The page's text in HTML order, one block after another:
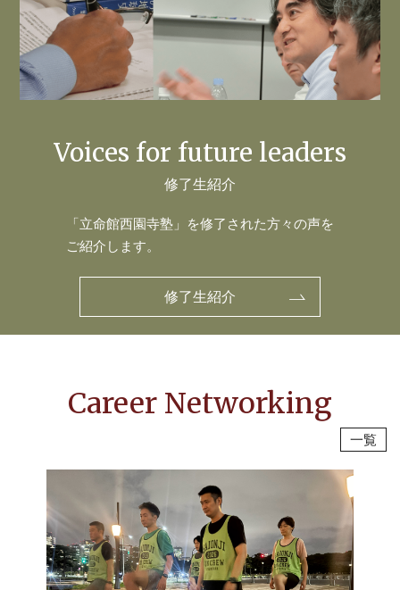
Voices for future leaders
修了生紹介
「立命館西園寺塾」を修了された方々の声を
ご紹介します。
修了生紹介
Career Networking
一覧